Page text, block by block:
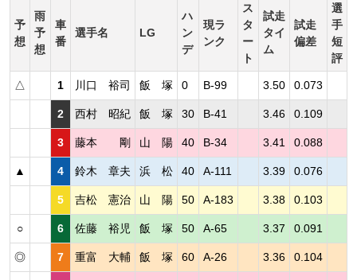
予
想
雨
予
想
車
番
選手名 LG
ハ
ン
デ
現ラ
ンク
ス
タ
ー
ト
試走
タイ
ム
試走
偏差
選
手
短
評
△ 1 川口 裕司 飯 塚 0 B-99 3.50 0.073
2 西村 昭紀 飯 塚 30 B-41 3.46 0.109
3 藤本 剛 山 陽 40 B-34 3.41 0.088
▲ 4 鈴木 章夫 浜 松 40 A-111 3.39 0.076
5 吉松 憲治 山 陽 50 A-183 3.38 0.103
○ 6 佐藤 裕児 飯 塚 50 A-65 3.37 0.091
◎ 7 重富 大輔 飯 塚 60 A-26 3.36 0.104